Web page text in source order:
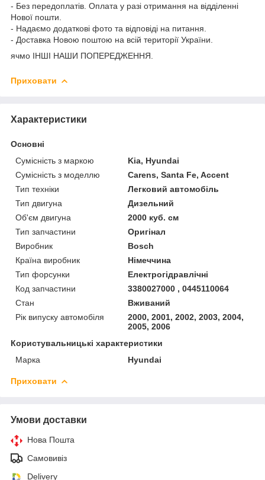
- Без передоплатів. Оплата у разі отримання на відділенні
Нової пошти.
- Надаємо додаткові фото та відповіді на питання.
- Доставка Новою поштою на всій території України.
ячмо ІНШІ НАШИ ПОПЕРЕДЖЕННЯ.
Приховати
Характеристики
Основні
Сумісність з маркою
Kia, Hyundai
Сумісність з моделлю
Carens, Santa Fe, Accent
Тип техніки
Легковий автомобіль
Тип двигуна
Дизельний
Об'єм двигуна
2000 куб. см
Тип запчастини
Оригінал
Виробник
Bosch
Країна виробник
Німеччина
Тип форсунки
Електрогідравлічні
Код запчастини
3380027000 , 0445110064
Стан
Вживаний
Рік випуску автомобіля
2000, 2001, 2002, 2003, 2004,
2005, 2006
Користувальницькі характеристики
Марка
Hyundai
Приховати
Умови доставки
Нова Пошта
Самовивіз
Delivery